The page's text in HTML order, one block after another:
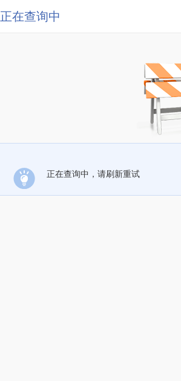
正在查询中
正在查询中，请刷新重试